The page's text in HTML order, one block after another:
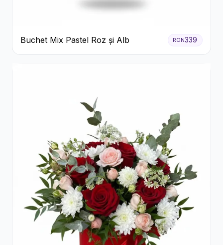
Buchet Mix Pastel Roz și Alb RON339